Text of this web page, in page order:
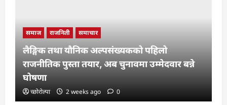
समाज राजनिती समाचार
लैङ्गिक तथा यौनिक अल्पसंख्यकको पहिलो
राजनीतिक पुस्ता तयार, अब चुनावमा उम्मेदवार बन्ने
घोषणा
च्छोरोल्पा 2 weeks ago 0